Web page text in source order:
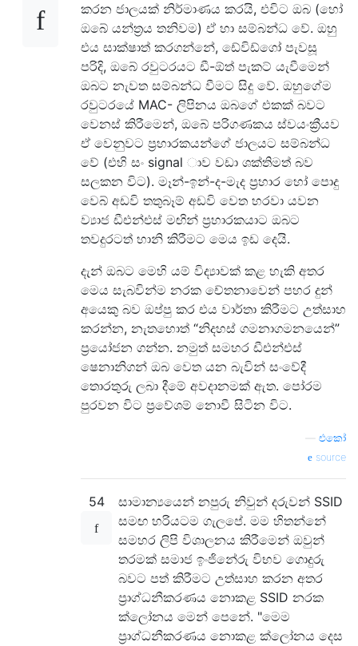
කරන ජාලයක් නිර්මාණය කරයි, එවිට ඔබ (හෝ
ඔබේ යන්ත්‍රය තනිවම) ඒ හා සම්බන්ධ වේ. ඔහු
එය සාක්ෂාත් කරගන්නේ, ඩේවිඩ්ගෝ පැවසූ
පරිදි, ඔබේ රවුටරයට ඩී-ඕත් පැකට් යැවීමෙන්
ඔබට නැවත සම්බන්ධ වීමට සිදු වේ. ඔහුගේම
රවුටරයේ MAC- ලිපිනය ඔබගේ එකක් බවට
වෙනස් කිරීමෙන්, ඔබේ පරිගණකය ස්වයංක්‍රීයව
ඒ වෙනුවට ප්‍රහාරකයන්ගේ ජාලයට සම්බන්ධ
වේ (එහි සං signal ාව වඩා ශක්තිමත් බව
සලකන විට). මෑන්-ඉන්-ද-මැද ප්‍රහාර හෝ පොදු
වෙබ් අඩවි තතුබෑම් අඩවි වෙත හරවා යවන
ව්‍යාජ ඩීඑන්එස් මඟින් ප්‍රහාරකයාට ඔබට
තවදුරටත් හානි කිරීමට මෙය ඉඩ දෙයි.
දැන් ඔබට මෙහි යම් විද්‍යාවක් කළ හැකි අතර
මෙය සැබවින්ම නරක චේතනාවෙන් පහර දුන්
අයෙකු බව ඔප්පු කර එය වාර්තා කිරීමට උත්සාහ
කරන්න, නැතහොත් “නිදහස් ගමනාගමනයෙන්”
ප්‍රයෝජන ගන්න. නමුත් සමහර ඩීඑන්එස්
ෂෙනානිගන් ඔබ වෙත යන බැවින් සංවේදී
තොරතුරු ලබා දීමේ අවදානමක් ඇත. පෝරම
පුරවන විට ප්‍රවේශම් නොවී සිටින විට.
එකෝ
source
54
සාමාන්‍යයෙන් නපුරු නිවුන් දරුවන් SSID
සමඟ හරියටම ගැලපේ. මම හිතන්නේ
සමහර ලිපි විශාලනය කිරීමෙන් ඔවුන්
තරමක් සමාජ ඉංජිනේරු විභව ගොදුරු
බවට පත් කිරීමට උත්සාහ කරන අතර
ප්‍රාග්ධනීකරණය නොකළ SSID නරක
ක්ලෝනය මෙන් පෙනේ. "මෙම
ප්‍රාග්ධනීකරණය නොකළ ක්ලෝනය දෙස